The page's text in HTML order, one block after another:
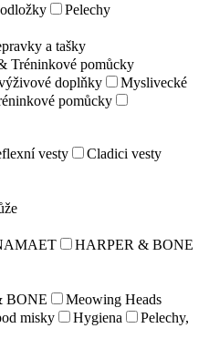
Pelechy
a tašky
Tréninkové pomůcky
doplňky
Myslivecké
pomůcky
vesty
Cladici vesty
HARPER & BONE
BONE
Meowing Heads
misky Hygiena
Pelechy,